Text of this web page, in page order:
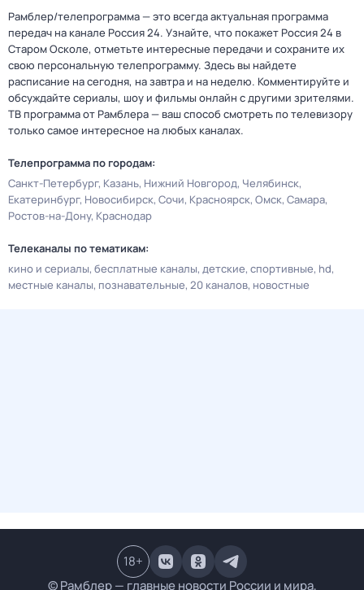
Рамблер/телепрограмма — это всегда актуальная программа
передач на канале Россия 24. Узнайте, что покажет Россия 24 в
Старом Осколе, отметьте интересные передачи и сохраните их
свою персональную телепрограмму. Здесь вы найдете
расписание на сегодня, на завтра и на неделю. Комментируйте и
обсуждайте сериалы, шоу и фильмы онлайн с другими зрителями.
ТВ программа от Рамблера — ваш способ смотреть по телевизору
только самое интересное на любых каналах.
Телепрограмма по городам:
Санкт-Петербург Казань Нижний Новгород Челябинск
Екатеринбург Новосибирск Сочи Красноярск Омск Самара
Ростов-на-Дону Краснодар
Телеканалы по тематикам:
кино и сериалы бесплатные каналы детские спортивные hd
местные каналы познавательные 20 каналов новостные
© Рамблер — главные новости России и мира,
18+